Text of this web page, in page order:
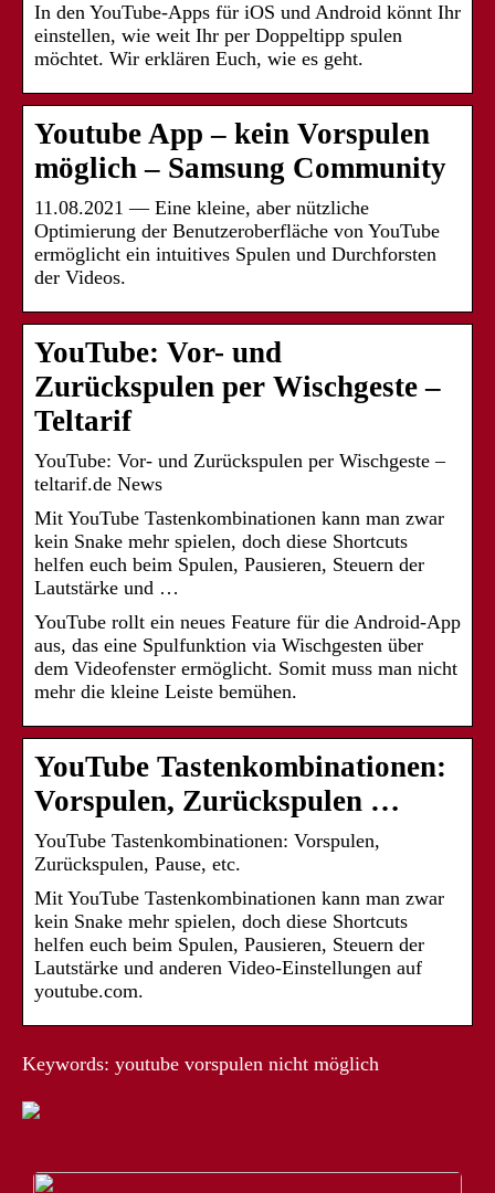
In den YouTube-Apps für iOS und Android könnt Ihr
einstellen, wie weit Ihr per Doppeltipp spulen
möchtet. Wir erklären Euch, wie es geht.
Youtube App – kein Vorspulen
möglich – Samsung Community
11.08.2021 — Eine kleine, aber nützliche
Optimierung der Benutzeroberfläche von YouTube
ermöglicht ein intuitives Spulen und Durchforsten
der Videos.
YouTube: Vor- und
Zurückspulen per Wischgeste –
Teltarif
YouTube: Vor- und Zurückspulen per Wischgeste –
teltarif.de News
Mit YouTube Tastenkombinationen kann man zwar
kein Snake mehr spielen, doch diese Shortcuts
helfen euch beim Spulen, Pausieren, Steuern der
Lautstärke und …
YouTube rollt ein neues Feature für die Android-App
aus, das eine Spulfunktion via Wischgesten über
dem Videofenster ermöglicht. Somit muss man nicht
mehr die kleine Leiste bemühen.
YouTube Tastenkombinationen:
Vorspulen, Zurückspulen …
YouTube Tastenkombinationen: Vorspulen,
Zurückspulen, Pause, etc.
Mit YouTube Tastenkombinationen kann man zwar
kein Snake mehr spielen, doch diese Shortcuts
helfen euch beim Spulen, Pausieren, Steuern der
Lautstärke und anderen Video-Einstellungen auf
youtube.com.
Keywords: youtube vorspulen nicht möglich